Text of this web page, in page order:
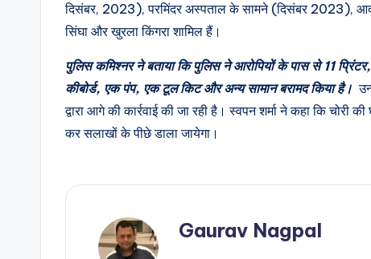
दिसंबर, 2023), परमिंदर अस्पताल के सामने (दिसंबर 2023),
सिंघा और खुरला किंगरा शामिल हैं।
पुलिस कमिश्नर ने बताया कि पुलिस ने आरोपियों के पास से 11
कीबोर्ड, एक पंप, एक टूल किट और अन्य सामान बरामद किया है।
द्वारा आगे की कार्रवाई की जा रही है। स्वपन शर्मा ने कहा कि
कर सलाखों के पीछे डाला जायेगा।
Gaurav Nagpal